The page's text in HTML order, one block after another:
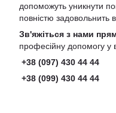
допоможуть уникнути
повністю задовольнить
Зв'яжіться з нами
професійну допомогу у
+38 (097) 430 44 44
+38 (099) 430 44 44